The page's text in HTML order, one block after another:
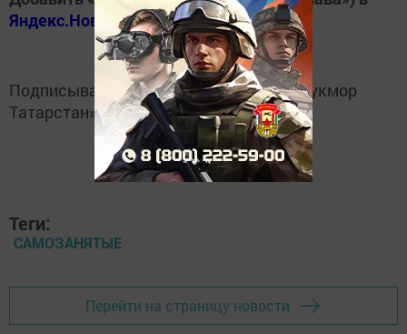
Яндекс.Новости
Подписывайтесь наTelegram-канал«Кукмор
Татарстан»
Теги:
САМОЗАНЯТЫЕ
Перейти на страницу новости